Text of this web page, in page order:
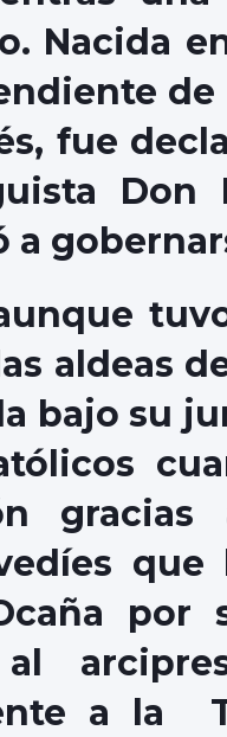
Nacida
fue
Don
a
aldeas
bajo su
al
a la